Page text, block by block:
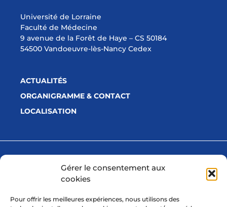
Gérer le consentement aux
cookies
Pour offrir les meilleures expériences, nous utilisons des
Université de Lorraine
Faculté de Médecine
9 avenue de la Forêt de Haye – CS 50184
54500 Vandoeuvre-lès-Nancy Cedex
ACTUALITÉS
ORGANIGRAMME & CONTACT
LOCALISATION